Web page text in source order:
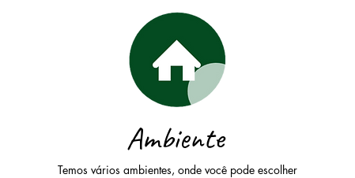
Ambiente
Temos vários ambientes, onde você pode escolher